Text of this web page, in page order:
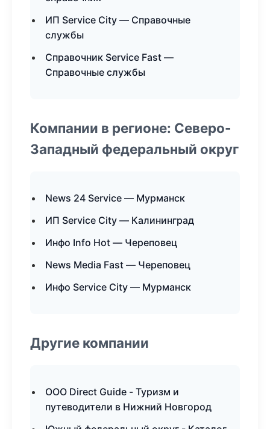
ИП Service City — Справочные
службы
Справочник Service Fast —
Справочные службы
Компании в регионе: Северо-
Западный федеральный округ
News 24 Service — Мурманск
ИП Service City — Калининград
Инфо Info Hot — Череповец
News Media Fast — Череповец
Инфо Service City — Мурманск
Другие компании
ООО Direct Guide - Туризм и
путеводители в Нижний Новгород